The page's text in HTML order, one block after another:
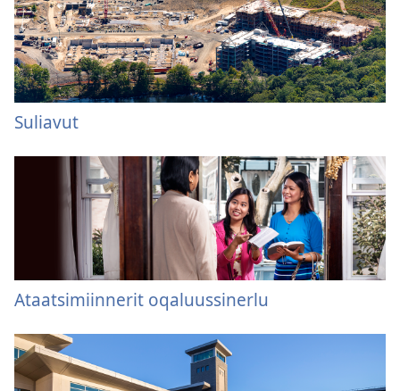
Suliavut
Ataatsimiinnerit oqaluussinerlu